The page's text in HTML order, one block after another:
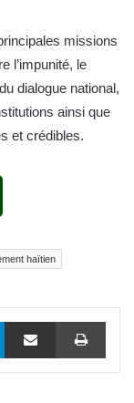
missions
l’impunité, le
dialogue national,
ainsi que
et crédibles.
haïtien
Telegram Partager par email